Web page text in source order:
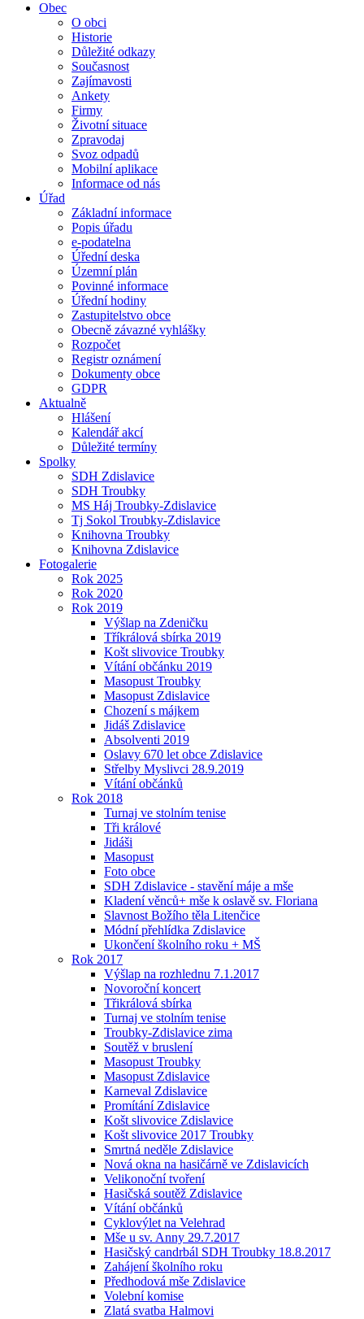
Obec
O obci
Historie
Důležité odkazy
Současnost
Zajímavosti
Ankety
Firmy
Životní situace
Zpravodaj
Svoz odpadů
Mobilní aplikace
Informace od nás
Úřad
Základní informace
Popis úřadu
e-podatelna
Úřední deska
Územní plán
Povinné informace
Úřední hodiny
Zastupitelstvo obce
Obecně závazné vyhlášky
Rozpočet
Registr oznámení
Dokumenty obce
GDPR
Aktualně
Hlášení
Kalendář akcí
Důležité termíny
Spolky
SDH Zdislavice
SDH Troubky
MS Háj Troubky-Zdislavice
Tj Sokol Troubky-Zdislavice
Knihovna Troubky
Knihovna Zdislavice
Fotogalerie
Rok 2025
Rok 2020
Rok 2019
Výšlap na Zdeničku
Tříkrálová sbírka 2019
Košt slivovice Troubky
Vítání občánku 2019
Masopust Troubky
Masopust Zdislavice
Chození s májkem
Jidáš Zdislavice
Absolventi 2019
Oslavy 670 let obce Zdislavice
Střelby Myslivci 28.9.2019
Vítání občánků
Rok 2018
Turnaj ve stolním tenise
Tři králové
Jidáši
Masopust
Foto obce
SDH Zdislavice - stavění máje a mše
Kladení věnců+ mše k oslavě sv. Floriana
Slavnost Božího těla Litenčice
Módní přehlídka Zdislavice
Ukončení školního roku + MŠ
Rok 2017
Výšlap na rozhlednu 7.1.2017
Novoroční koncert
Třikrálová sbírka
Turnaj ve stolním tenise
Troubky-Zdislavice zima
Soutěž v bruslení
Masopust Troubky
Masopust Zdislavice
Karneval Zdislavice
Promítání Zdislavice
Košt slivovice Zdislavice
Košt slivovice 2017 Troubky
Smrtná neděle Zdislavice
Nová okna na hasičárně ve Zdislavicích
Velikonoční tvoření
Hasičská soutěž Zdislavice
Vítání občánků
Cyklovýlet na Velehrad
Mše u sv. Anny 29.7.2017
Hasičský candrbál SDH Troubky 18.8.2017
Zahájení školního roku
Předhodová mše Zdislavice
Volební komise
Zlatá svatba Halmovi